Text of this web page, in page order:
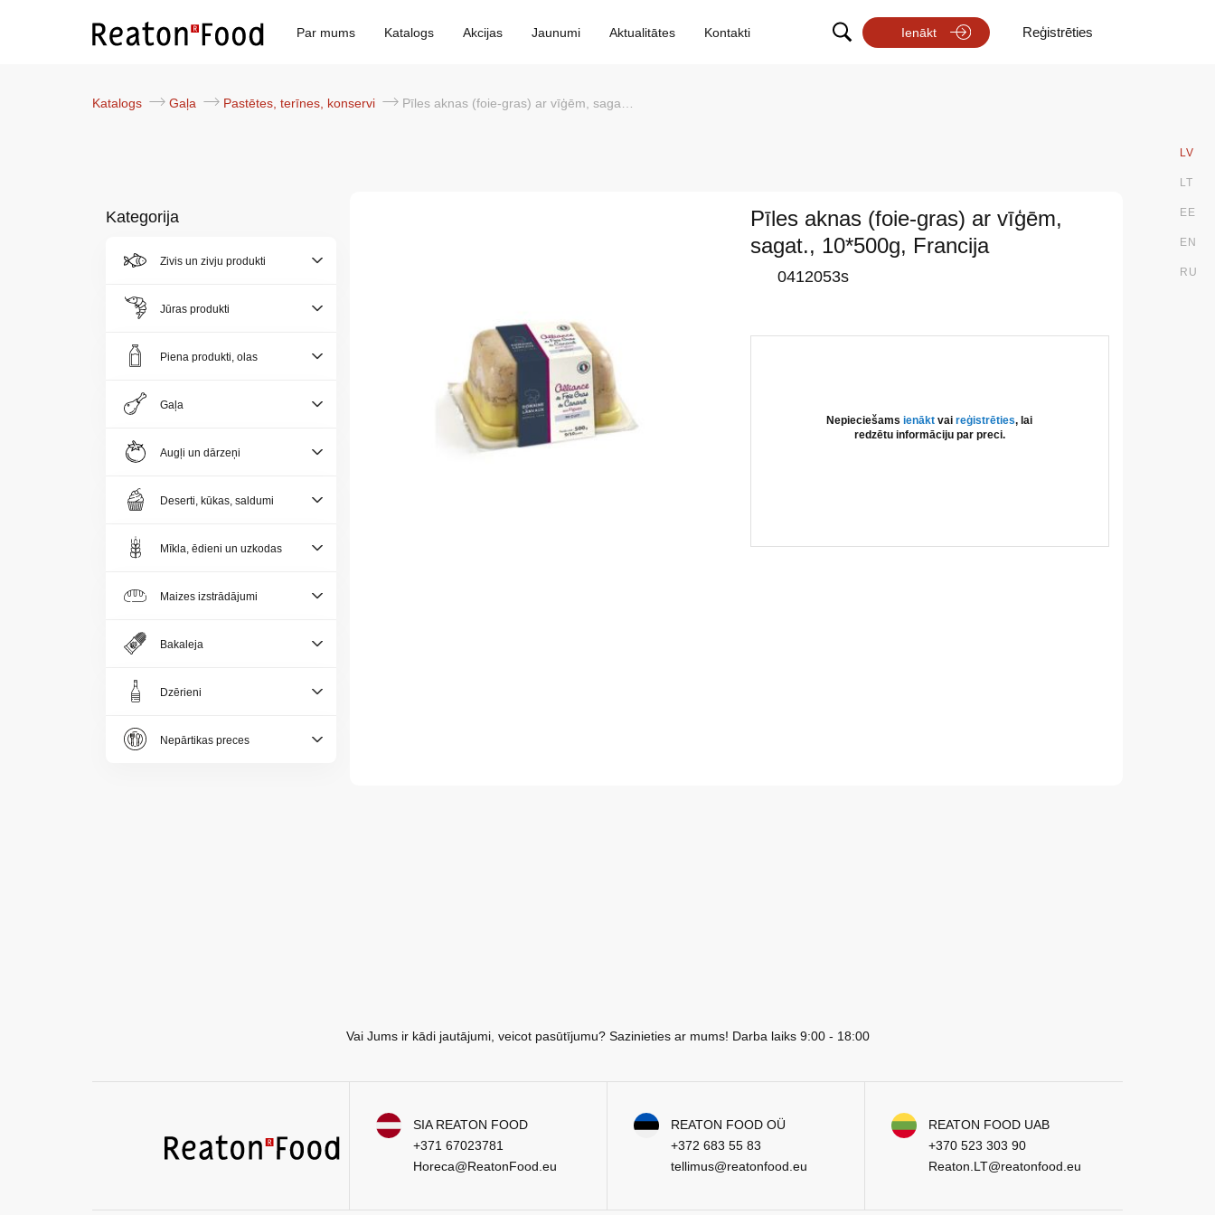
LV
LT
EE
EN
RU
Par mums Katalogs Akcijas Jaunumi Aktualitātes Kontakti Ienākt Reģistrēties
Katalogs Gaļa Pastētes, terīnes, konservi Pīles aknas (foie-gras) ar vīģēm, sagat., 10*500g, Francija
Kategorija
Zivis un zivju produkti
Jūras produkti
Piena produkti, olas
Gaļa
Augļi un dārzeņi
Deserti, kūkas, saldumi
Mīkla, ēdieni un uzkodas
Maizes izstrādājumi
Bakaleja
Dzērieni
Nepārtikas preces
Pīles aknas (foie-gras) ar vīģēm,
sagat., 10*500g, Francija
0412053s
Nepieciešamsienākt vaireģistrēties, lai
redzētu informāciju par preci.
Vai Jums ir kādi jautājumi, veicot pasūtījumu? Sazinieties ar mums! Darba laiks 9:00 - 18:00
SIA REATON FOOD
+371 67023781
Horeca@ReatonFood.eu
REATON FOOD OÜ
+372 683 55 83
tellimus@reatonfood.eu
REATON FOOD UAB
+370 523 303 90
Reaton.LT@reatonfood.eu